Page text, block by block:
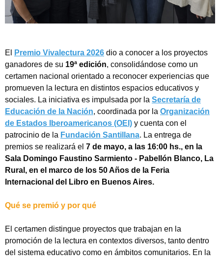
El Premio Vivalectura 2026 dio a conocer a los proyectos
ganadores de su 19ª edición, consolidándose como un
certamen nacional orientado a reconocer experiencias que
promueven la lectura en distintos espacios educativos y
sociales. La iniciativa es impulsada por la Secretaría de
Educación de la Nación, coordinada por la Organización
de Estados Iberoamericanos (OEI) y cuenta con el
patrocinio de la Fundación Santillana. La entrega de
premios se realizará el 7 de mayo, a las 16:00 hs., en la
Sala Domingo Faustino Sarmiento - Pabellón Blanco, La
Rural, en el marco de los 50 Años de la Feria
Internacional del Libro en Buenos Aires.
Qué se premió y por qué
El certamen distingue proyectos que trabajan en la
promoción de la lectura en contextos diversos, tanto dentro
del sistema educativo como en ámbitos comunitarios. En la